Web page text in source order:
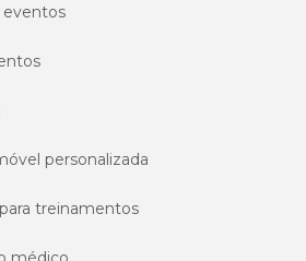
eventos
personalizada
treinamentos